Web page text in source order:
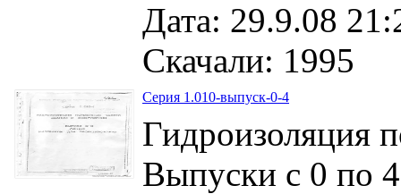
Дата: 29.9.08
Скачали: 1995
Серия 1.010-выпуск-0-4
Гидроизоляция
Выпуски с 0 по 4